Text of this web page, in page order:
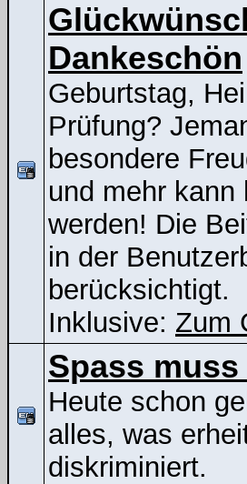
Dankeschön
Geburtstag,
Prüfung?
besondere
und mehr kann
werden! Die
in der
berücksichtigt.
Inklusive: Zum
Spass muss
Heute schon
alles, was
diskriminiert.